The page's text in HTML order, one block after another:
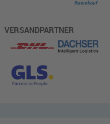
VERSANDPARTNER